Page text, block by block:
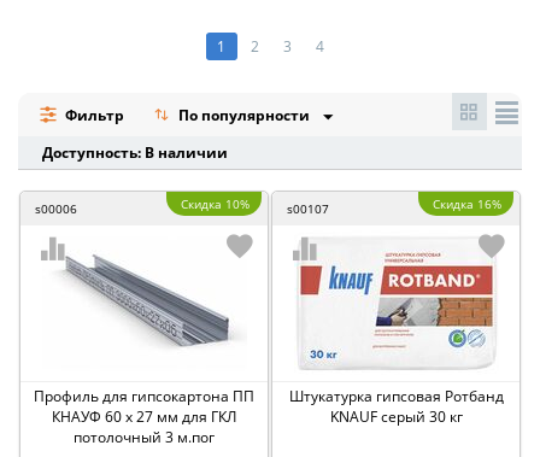
1 2 3 4
Фильтр
По популярности
Доступность: В наличии
s00006 Скидка 10%
Профиль для гипсокартона ПП
КНАУФ 60 х 27 мм для ГКЛ
потолочный 3 м.пог
s00107 Скидка 16%
Штукатурка гипсовая Ротбанд
KNAUF серый 30 кг